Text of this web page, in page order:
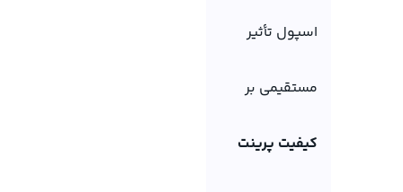
اسپول تأثیر
مستقیمی بر
کیفیت پرینت